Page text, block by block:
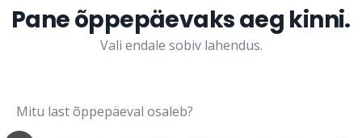
Pane õppepäevaks aeg kinni.
Vali endale sobiv lahendus.
Mitu last õppepäeval osaleb?